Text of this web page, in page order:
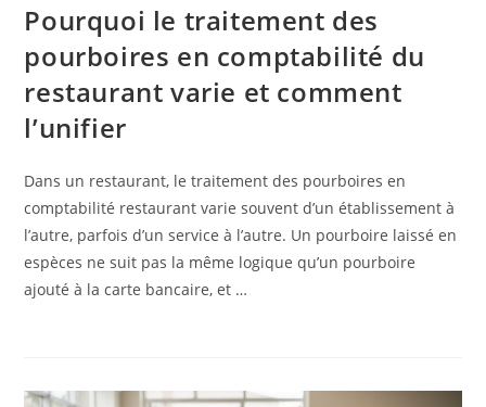
Pourquoi le traitement des
pourboires en comptabilité du
restaurant varie et comment
l’unifier
Dans un restaurant, le traitement des pourboires en
comptabilité restaurant varie souvent d’un établissement à
l’autre, parfois d’un service à l’autre. Un pourboire laissé en
espèces ne suit pas la même logique qu’un pourboire
ajouté à la carte bancaire, et …